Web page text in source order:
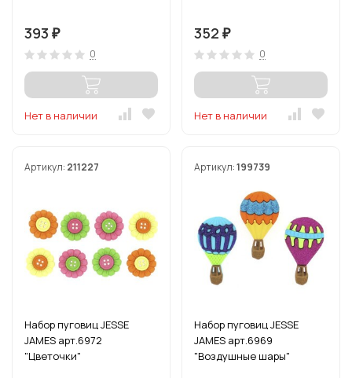
393 ₽
0
Нет в наличии
352 ₽
0
Нет в наличии
Артикул: 211227
Набор пуговиц JESSE
JAMES арт.6972
"Цветочки"
Артикул:199739
Набор пуговиц JESSE
JAMES арт.6969
"Воздушные шары"